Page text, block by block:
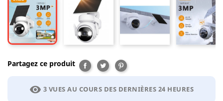
Partagez ce produit Partager
TweetPinterest
visibility 3 VUES AU COURS DES DERNIÈRES 24 HEURES